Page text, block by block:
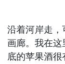
沿着河岸走
画廊。我在
底的苹果酒很